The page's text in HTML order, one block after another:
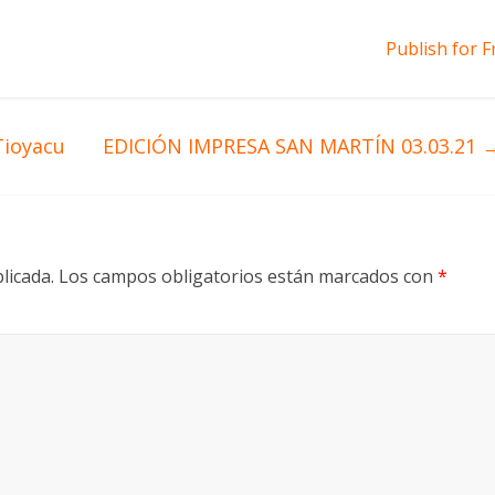
Publish for
EDICIÓN IMPRESA SAN MARTÍN 03.03.21
Los campos obligatorios están marcados con *